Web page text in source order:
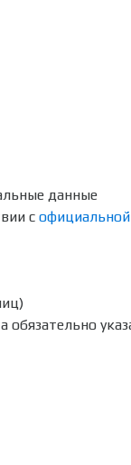
данные
с официальной
обязательно